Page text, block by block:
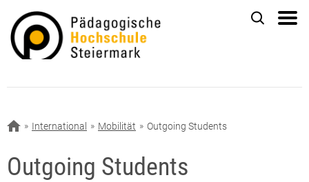
International Mobilität Outgoing Students
Outgoing Students